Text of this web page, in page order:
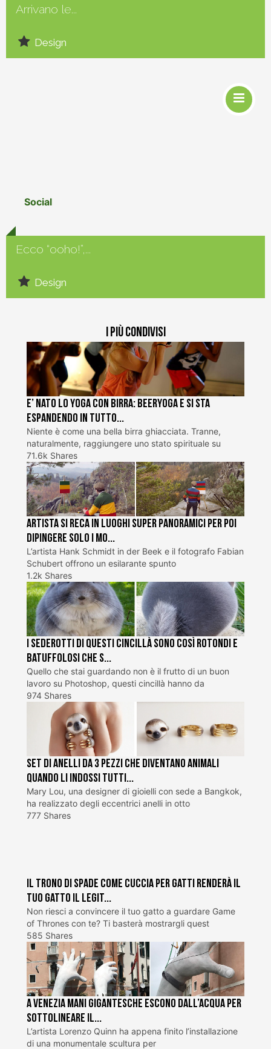
Arrivano le...
Design
Ecco “ooho!”,...
Design
Social
I più condivisi
E’ nato lo Yoga con Birra: BeerYoga e si sta
espandendo in tutto...
Niente è come una bella birra ghiacciata. Tranne,
naturalmente, raggiungere uno stato spirituale su
71.6k Shares
Artista si reca in luoghi super panoramici per poi
dipingere solo i mo...
L’artista Hank Schmidt in der Beek e il fotografo Fabian
Schubert offrono un esilarante spunto
1.2k Shares
I sederotti di questi cincillà sono così rotondi e
batuffolosi che s...
Quello che stai guardando non è il frutto di un buon
lavoro su Photoshop, questi cincillà hanno da
974 Shares
Set di anelli da 3 pezzi che diventano animali
quando li indossi tutti...
Mary Lou, una designer di gioielli con sede a Bangkok,
ha realizzato degli eccentrici anelli in otto
777 Shares
Il trono di spade come cuccia per gatti renderà il
tuo gatto il legit...
Non riesci a convincere il tuo gatto a guardare Game
of Thrones con te? Ti basterà mostrargli quest
585 Shares
A Venezia mani gigantesche escono dall’acqua per
sottolineare il...
L’artista Lorenzo Quinn ha appena finito l’installazione
di una monumentale scultura per